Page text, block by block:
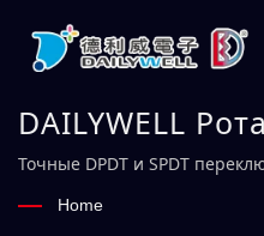
DAILYWELL
производитель
Точные DPDT и SPDT
Home